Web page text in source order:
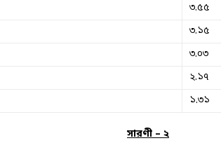
৩.৫৫
৩.১৫
৩.০৩
২.১৭
১.৩১
সারণী –২